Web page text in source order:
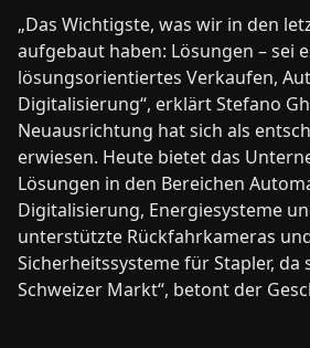
„Das Wichtigste, was wir in den
aufgebaut haben: Lösungen – sei
lösungsorientiertes Verkaufen,
Digitalisierung“, erklärt Stefano
Neuausrichtung hat sich als
erwiesen. Heute bietet das
Lösungen in den Bereichen
Digitalisierung, Energiesysteme
unterstützte Rückfahrkameras
Sicherheitssysteme für Stapler,
Schweizer Markt“, betont der